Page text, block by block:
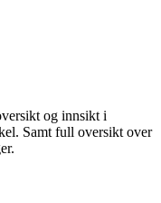
og innsikt i
Samt full oversikt over